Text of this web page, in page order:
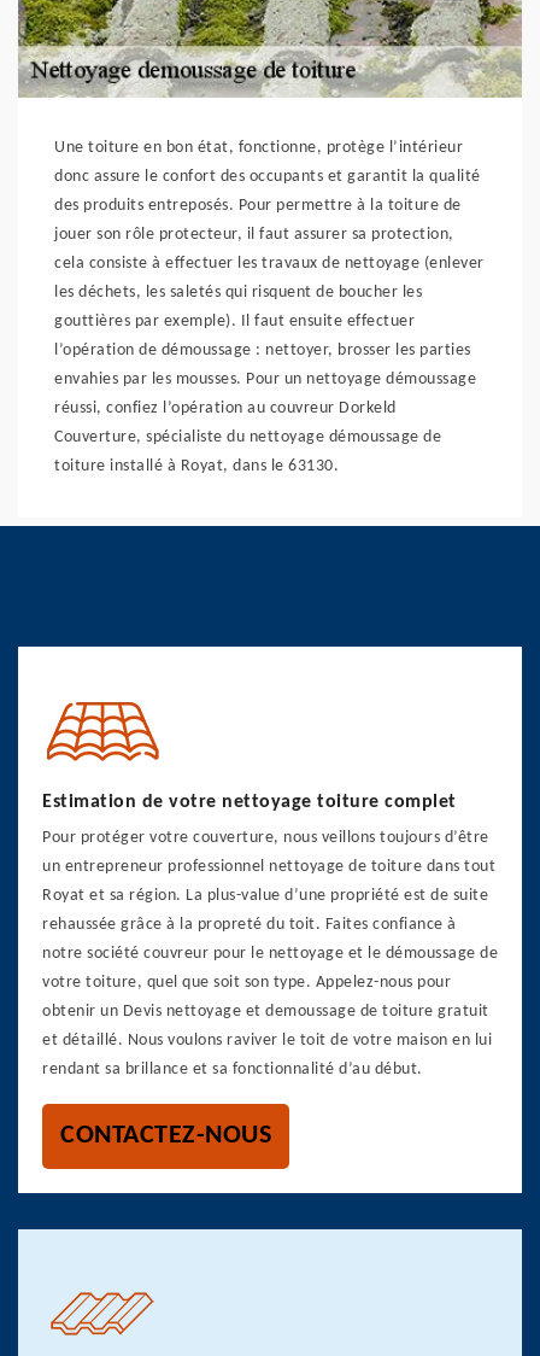
Une toiture en bon état, fonctionne, protège l’intérieur
donc assure le confort des occupants et garantit la qualité
des produits entreposés. Pour permettre à la toiture de
jouer son rôle protecteur, il faut assurer sa protection,
cela consiste à effectuer les travaux de nettoyage (enlever
les déchets, les saletés qui risquent de boucher les
gouttières par exemple). Il faut ensuite effectuer
l’opération de démoussage : nettoyer, brosser les parties
envahies par les mousses. Pour un nettoyage démoussage
réussi, confiez l’opération au couvreur Dorkeld
Couverture, spécialiste du nettoyage démoussage de
toiture installé à Royat, dans le 63130.
Estimation de votre nettoyage toiture complet
Pour protéger votre couverture, nous veillons toujours d’être
un entrepreneur professionnel nettoyage de toiture dans tout
Royat et sa région. La plus-value d’une propriété est de suite
rehaussée grâce à la propreté du toit. Faites confiance à
notre société couvreur pour le nettoyage et le démoussage de
votre toiture, quel que soit son type. Appelez-nous pour
obtenir un Devis nettoyage et demoussage de toiture gratuit
et détaillé. Nous voulons raviver le toit de votre maison en lui
rendant sa brillance et sa fonctionnalité d’au début.
CONTACTEZ-NOUS